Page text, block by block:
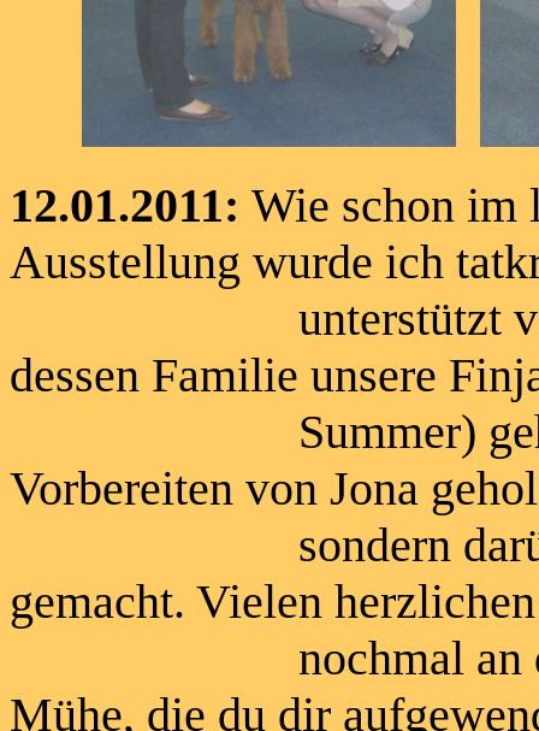
12.01.2011: Wie schon im
Ausstellung wurde ich
unterstützt von
dessen Familie unsere
Summer) gehört.
Vorbereiten von Jona
sondern darüber
gemacht. Vielen
nochmal an dieser
Mühe, die du dir